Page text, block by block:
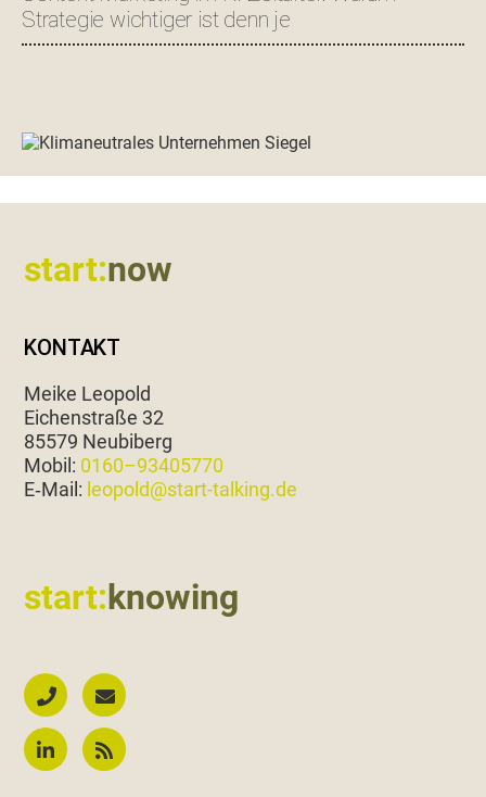
Strategie wichtiger ist denn je
start:now
KONTAKT
Meike Leopold
Eichen­straße 32
85579 Neubiberg
Mobil: 0160–93405770
E‑Mail: leopold@start-talking.de
start:knowing